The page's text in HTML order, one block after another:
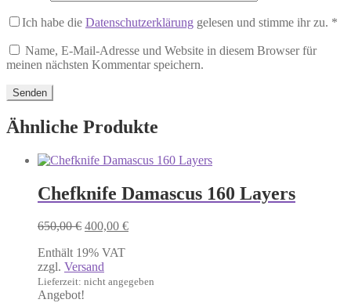
Ich habe die Datenschutzerklärung gelesen und stimme ihr zu. *
Name, E-Mail-Adresse und Website in diesem Browser für
meinen nächsten Kommentar speichern.
Ähnliche Produkte
Chefknife Damascus 160 Layers
650,00€ Ursprünglicher
war:
650,00 €
400,00 €Aktueller
Enthält 19% VAT
zzgl. Versand
Lieferzeit: nicht angegeben
Angebot!